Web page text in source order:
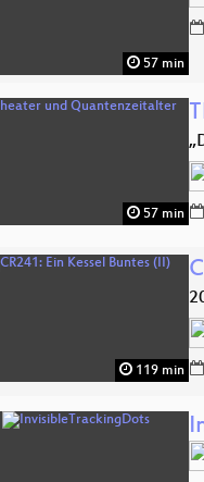
57 min
57 min
119 min